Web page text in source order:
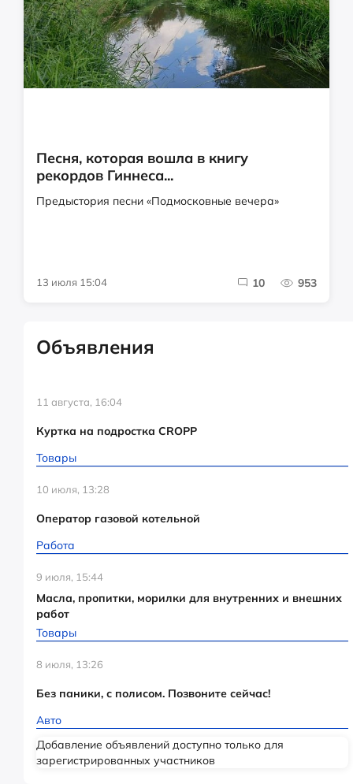
Песня, которая вошла в книгу
рекордов Гиннеса...
Предыстория песни «Подмосковные вечера»
13 июля 15:04 10 953
Объявления
11 августа, 16:04
Куртка на подростка CROPP
Товары
10 июля, 13:28
Оператор газовой котельной
Работа
9 июля, 15:44
Масла, пропитки, морилки для внутренних и внешних
работ
Товары
8 июля, 13:26
Без паники, с полисом. Позвоните сейчас!
Авто
Добавление объявлений доступно только для
зарегистрированных участников